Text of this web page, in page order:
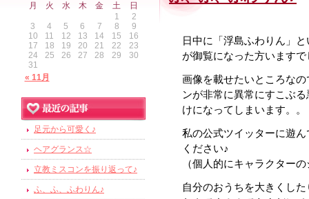
日中に「浮島ふわりん」
が御覧になった方います
画像を載せたいところな
ンが非常に異常にすこぶ
けになってしまいます。。
私の公式ツイッターに遊
ください♪
（個人的にキャラクター
自分のおうちを大きくし
月
火 水 木 金 土 日
« 11月
1
2
3
4 5 6 7 8
9
10
11 12 13 14 15
16
17
18 19 20 21 22
23
24
25 26 27 28 29
30
31
足元から可愛く♪
ヘアグランス☆
立教ミスコンを振り返って♪
ふ、ふ、ふわりん♪